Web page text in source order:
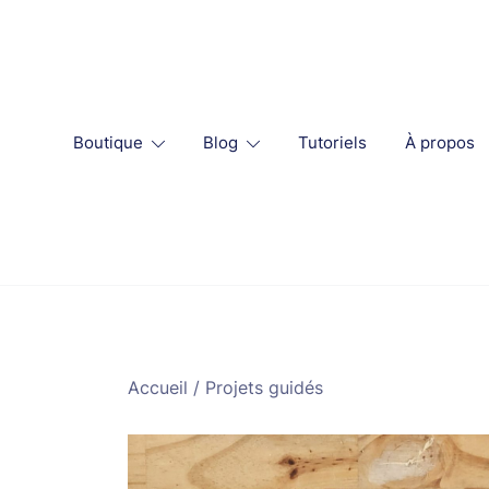
Boutique Blog Tutoriels À propos
Accueil / Projets guidés